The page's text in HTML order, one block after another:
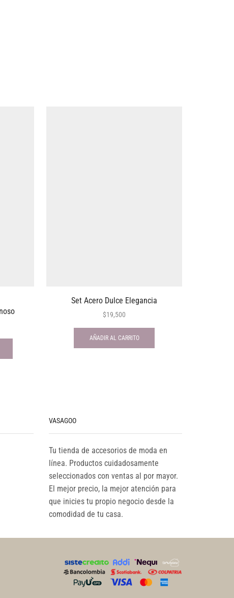
Set Acero Dulce Elegancia
$19,500
AÑADIR AL CARRITO
VASAGOO
Tu tienda de accesorios de moda en
línea. Productos cuidadosamente
seleccionados con ventas al por mayor.
El mejor precio, la mejor atención para
que inicies tu propio negocio desde la
comodidad de tu casa.